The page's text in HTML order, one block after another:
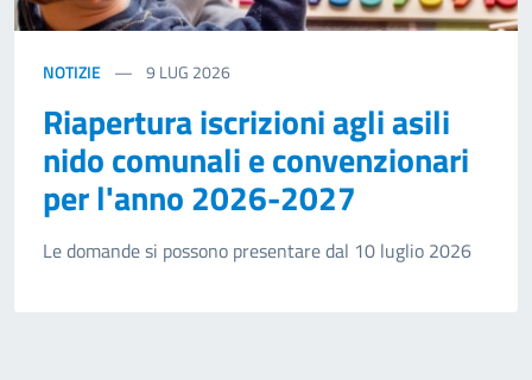
NOTIZIE 9 LUG 2026
Riapertura iscrizioni agli asili
nido comunali e convenzionari
per l'anno 2026-2027
Le domande si possono presentare dal 10 luglio 2026